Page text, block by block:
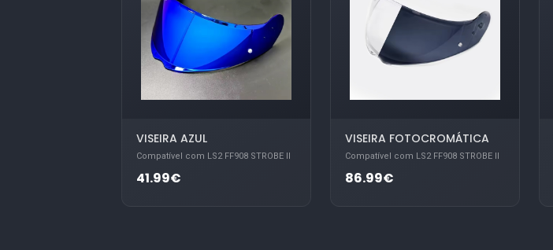
VISEIRA AZUL
Compatível com LS2 FF908 STROBE II
41.99€
VISEIRA FOTOCROMÁTICA
Compatível com LS2 FF908 STROBE II
86.99€